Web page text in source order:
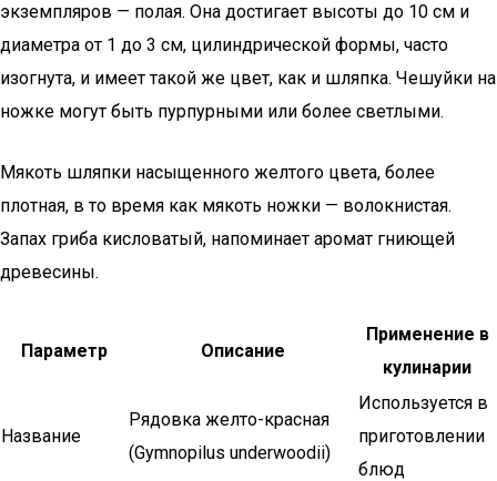
экземпляров — полая. Она достигает высоты до 10 см и
диаметра от 1 до 3 см, цилиндрической формы, часто
изогнута, и имеет такой же цвет, как и шляпка. Чешуйки на
ножке могут быть пурпурными или более светлыми.
Мякоть шляпки насыщенного желтого цвета, более
плотная, в то время как мякоть ножки — волокнистая.
Запах гриба кисловатый, напоминает аромат гниющей
древесины.
Параметр Описание
Применение в
кулинарии
Название
Рядовка желто-красная
(Gymnopilus underwoodii)
Используется в
приготовлении
блюд